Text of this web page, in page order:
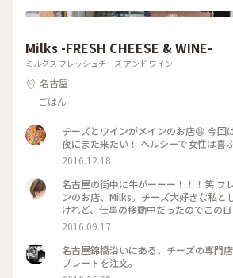
間製パン直営店のアヴァンセさん、行きた
ーニング #モーニング喫茶 #本間製パ
Milks -FRESH CHEESE & WINE-
ミルクス フレッシュチーズ アンド ワイン
名古屋
ごはん
チーズとワインがメインのお店😆 今回
夜にまた来たい！ ヘルシーで女性は喜
2016.12.18
名古屋の街中に牛がーーー！！！笑 フ
ンのお店、Milks。チーズ大好きな私と
けれど、仕事の移動中だったのでこの
トビーフ丼が名物だそうです！ ロース
告します！ #チーズ #ワイン #ロースト
屋錦橋
2016.09.17
名古屋錦橋沿いにある、チーズの専門
プレートを注文。